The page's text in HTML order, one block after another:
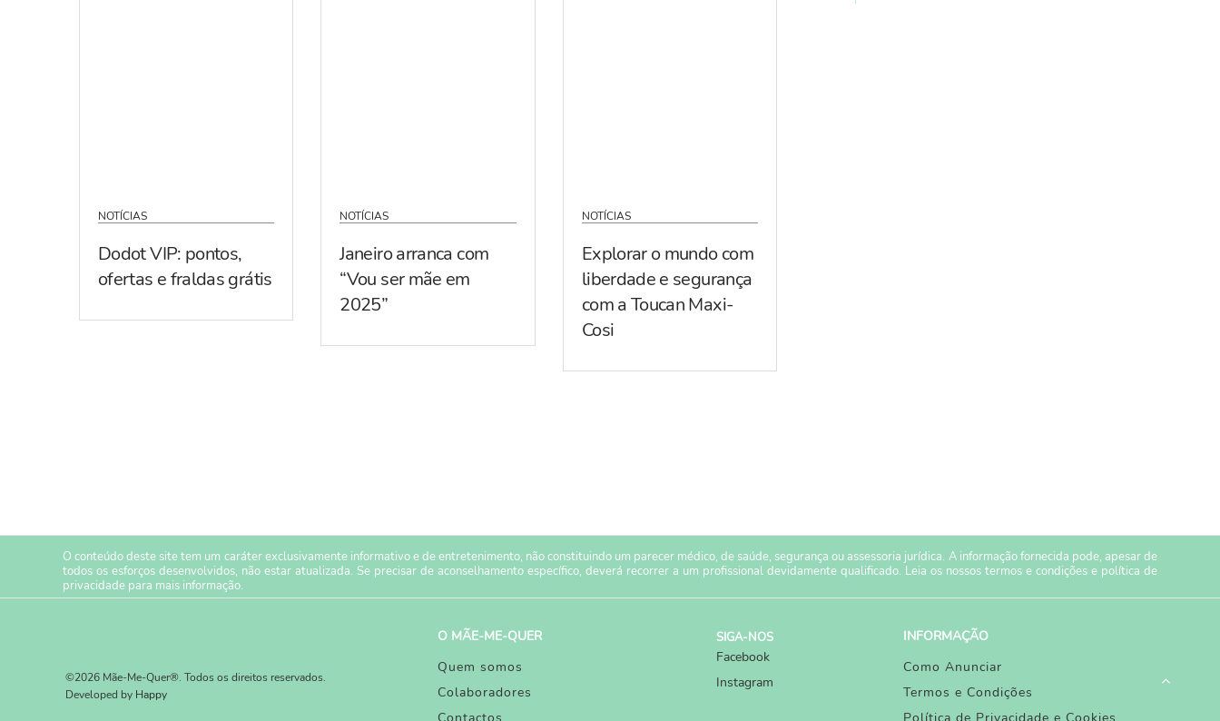
NOTÍCIAS
Dodot VIP: pontos,
ofertas e fraldas grátis
NOTÍCIAS
Janeiro arranca com
“Vou ser mãe em
2025”
NOTÍCIAS
Explorar o mundo com
liberdade e segurança
com a Toucan Maxi-
Cosi
O conteúdo deste site tem um caráter exclusivamente informativo e de entretenimento, não constituindo um parecer médico, de saúde, segurança ou assessoria jurídica. A informação fornecida pode, apesar de
todos os esforços desenvolvidos, não estar atualizada. Se precisar de aconselhamento específico, deverá recorrer a um profissional devidamente qualificado. Leia os nossos termos e condiçõese política de
privacidade para mais informação.
©2026 Mãe-Me-Quer®. Todos os direitos reservados.
Developed by Happy
O MÃE-ME-QUER
Quem somos
Colaboradores
Contactos
SIGA-NOS
Facebook
Instagram
INFORMAÇÃO
Como Anunciar
Termos e Condições
Política de Privacidade e Cookies